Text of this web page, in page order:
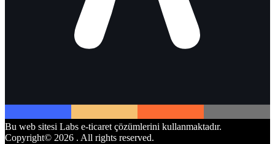
Bu web sitesi Labs e-ticaret çözümlerini kullanmaktadır.
Copyright© 2026 . All rights reserved.